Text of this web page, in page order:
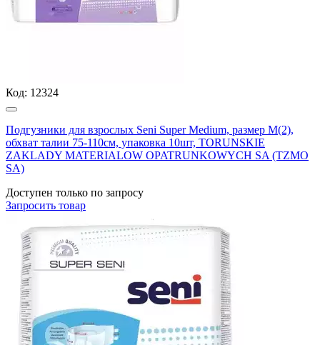
Код: 12324
Подгузники для взрослых Seni Super Medium, размер М(2),
обхват талии 75-110см, упаковка 10шт, TORUNSKIE
ZAKLADY MATERIALOW OPATRUNKOWYCH SA (TZMO
SA)
Доступен только по запросу
Запросить товар